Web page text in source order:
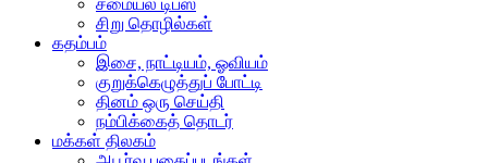
சமையல் டிப்ஸ்
சிறு தொழில்கள்
கதம்பம்
இசை, நாட்டியம், ஓவியம்
குறுக்கெழுத்துப் போட்டி
தினம் ஒரு செய்தி
நம்பிக்கைத் தொடர்
மக்கள் திலகம்